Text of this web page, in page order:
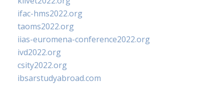
ifac-hms2022.org
taoms2022.org
iias-euromena-conference2022.org
ivd2022.org
csity2022.org
ibsarstudyabroad.com